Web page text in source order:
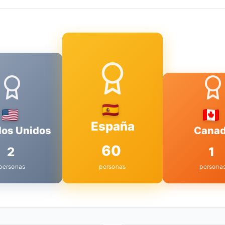
Unidos
2
España
60
personas
1